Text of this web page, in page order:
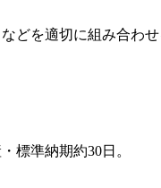
どを適切に組み合わ
標準納期約30日。